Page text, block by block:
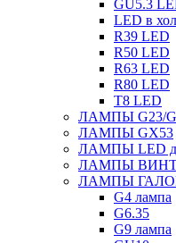
GU5.3
LED в
R39 LED
R50 LED
R63 LED
R80 LED
T8 LED
ЛАМПЫ G23/
ЛАМПЫ GX53
ЛАМПЫ LED
ЛАМПЫ
ЛАМПЫ
G4 лампа
G6.35
G9 лампа